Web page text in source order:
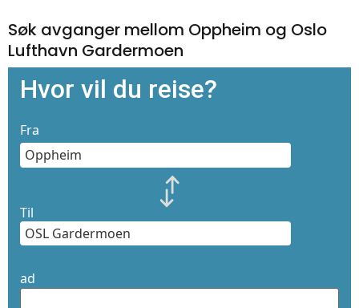
Søk avganger mellom Oppheim og Oslo
Lufthavn Gardermoen
Hvor vil du reise?
Fra
Til
ad